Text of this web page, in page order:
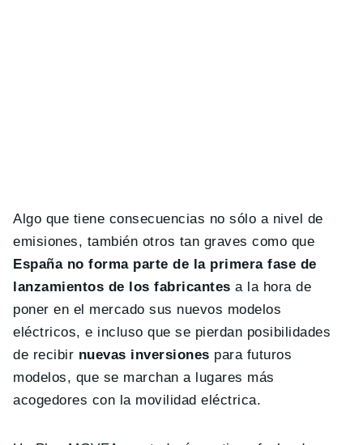
Algo que tiene consecuencias no sólo a nivel de
emisiones, también otros tan graves como que
España no forma parte de la primera fase de
lanzamientos de los fabricantes a la hora de
poner en el mercado sus nuevos modelos
eléctricos, e incluso que se pierdan posibilidades
de recibir nuevas inversiones para futuros
modelos, que se marchan a lugares más
acogedores con la movilidad eléctrica.